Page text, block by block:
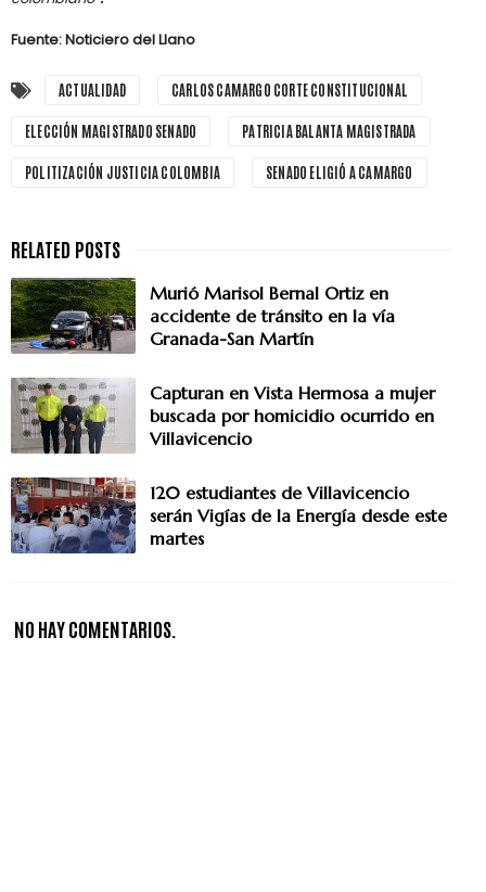
Fuente: Noticiero del Llano
ACTUALIDAD CARLOS CAMARGO CORTE CONSTITUCIONAL
ELECCIÓN MAGISTRADO SENADO PATRICIA BALANTA MAGISTRADA
POLITIZACIÓN JUSTICIA COLOMBIA SENADO ELIGIÓ A CAMARGO
Murió Marisol Bernal Ortiz en
accidente de tránsito en la vía
Granada-San Martín
Capturan en Vista Hermosa a mujer
buscada por homicidio ocurrido en
Villavicencio
120 estudiantes de Villavicencio
serán Vigías de la Energía desde este
martes
NO HAY COMENTARIOS.